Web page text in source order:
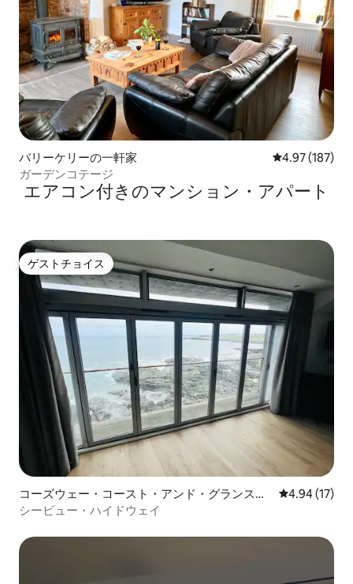
バリーケリーの一軒家 レビュー187
4.97 (187)
ガーデンコテージ
エアコン付きのマンション・アパート
ゲストチョイス
ゲストチョイス
コーズウェー・コースト・アンド・グランスの
マンション・アパート
レビュー17
4.94 (17)
シービュー・ハイドウェイ